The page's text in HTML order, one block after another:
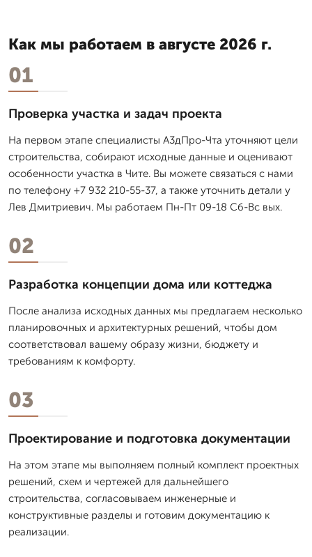
Как мы работаем в августе 2026 г.
01
Проверка участка и задач проекта
На первом этапе специалисты А3дПро-Чта уточняют цели
строительства, собирают исходные данные и оценивают
особенности участка в Чите. Вы можете связаться с нами
по телефону +7 932 210-55-37, а также уточнить детали у
Лев Дмитpиевич. Мы работаем Пн-Пт 09-18 Сб-Вс вых.
02
Разработка концепции дома или коттеджа
После анализа исходных данных мы предлагаем несколько
планировочных и архитектурных решений, чтобы дом
соответствовал вашему образу жизни, бюджету и
требованиям к комфорту.
03
Проектирование и подготовка документации
На этом этапе мы выполняем полный комплект проектных
решений, схем и чертежей для дальнейшего
строительства, согласовываем инженерные и
конструктивные разделы и готовим документацию к
реализации.